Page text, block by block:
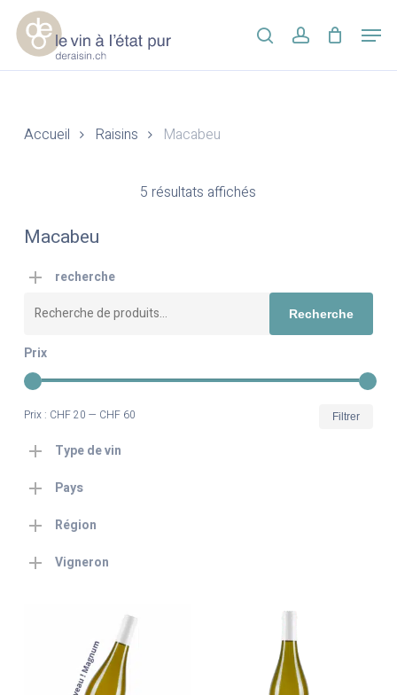
Skip
main
content
searchaccount
Macabeu
5 résultats affichés
Accueil Raisins Macabeu
recherche
Recherche
pour :
Recherche
Prix
Filtrer
Prix : CHF 20 — CHF 60
Type de vin
Pays
Région
Vigneron
Menu